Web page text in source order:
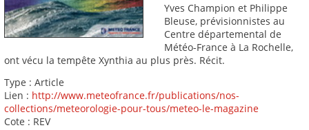
Yves Champion et Philippe
Bleuse, prévisionnistes au
Centre départemental de
Météo-France à La Rochelle,
ont vécu la tempête Xynthia au plus près. Récit.
Type : Article
Lien : http://www.meteofrance.fr/publications/nos-
collections/meteorologie-pour-tous/meteo-le-magazine
Cote : REV